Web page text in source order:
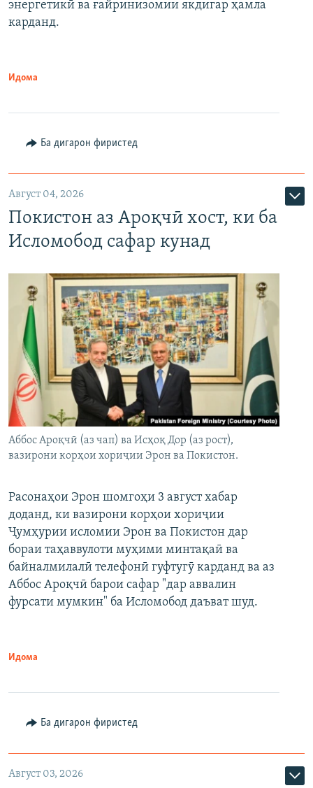
энергетикӣ ва ғайринизомии якдигар ҳамла
карданд.
Идома
Ба дигарон фиристед
Август 04, 2026
Покистон аз Ароқчӣ хост, ки ба
Исломобод сафар кунад
Аббос Ароқчӣ (аз чап) ва Исҳоқ Дор (аз рост),
вазирони корҳои хориҷии Эрон ва Покистон.
Расонаҳои Эрон шомгоҳи 3 август хабар
доданд, ки вазирони корҳои хориҷии
Ҷумҳурии исломии Эрон ва Покистон дар
бораи таҳаввулоти муҳими минтақаӣ ва
байналмилалӣ телефонӣ гуфтугӯ карданд ва аз
Аббос Ароқчӣ барои сафар "дар аввалин
фурсати мумкин" ба Исломобод даъват шуд.
Идома
Ба дигарон фиристед
Август 03, 2026